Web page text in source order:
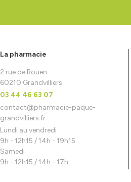
La pharmacie
2 rue de Rouen
60210 Grandvilliers
03 44 46 63 07
contact@pharmacie-paque-
grandvilliers.fr
Lundi au vendredi
9h - 12h15 / 14h - 19h15
Samedi
9h - 12h15 / 14h - 17h